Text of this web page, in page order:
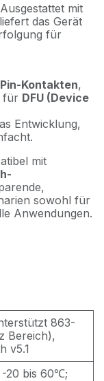
Ausgestattet mit
liefert das Gerät
für
Kontakten,
für DFU (Device
Entwicklung,
mit
sowohl für
Anwendungen.
863-
Bereich),
v5.1
-20 bis 60℃;